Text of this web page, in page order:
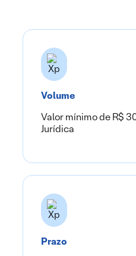
Volume
Valor mínimo de R$
Jurídica
Prazo